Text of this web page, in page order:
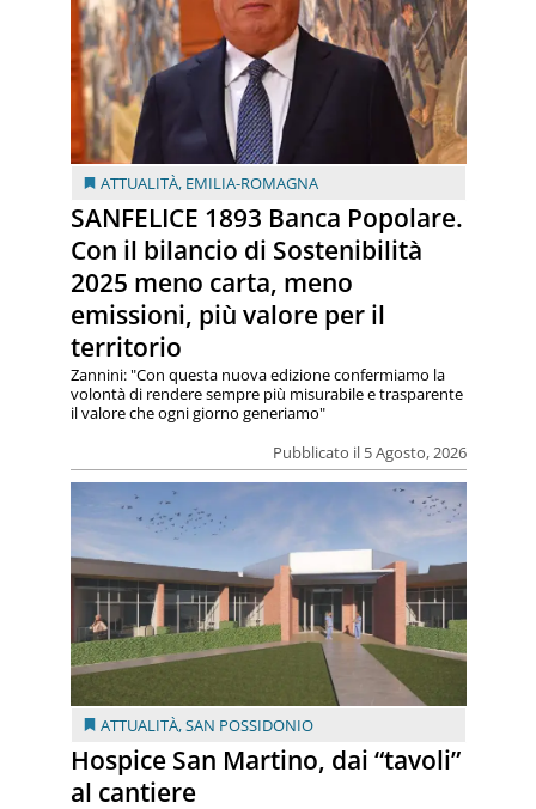
ATTUALITÀ, EMILIA-ROMAGNA
SANFELICE 1893 Banca Popolare.
Con il bilancio di Sostenibilità
2025 meno carta, meno
emissioni, più valore per il
territorio
Pubblicato il 5 Agosto, 2026
Zannini: "Con questa nuova edizione confermiamo la
volontà di rendere sempre più misurabile e trasparente
il valore che ogni giorno generiamo"
ATTUALITÀ,SAN POSSIDONIO
Hospice San Martino, dai “tavoli”
al cantiere